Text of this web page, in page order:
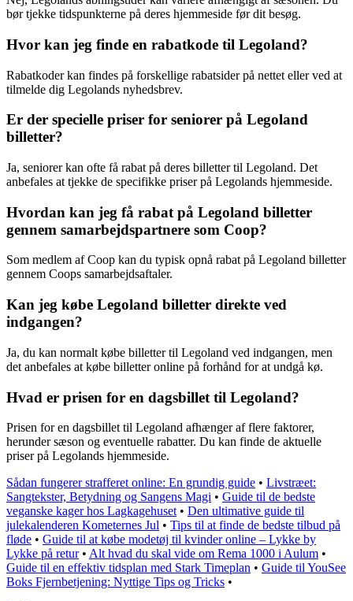
bør tjekke tidspunkterne på deres hjemmeside før dit besøg.
Hvor kan jeg finde en rabatkode til Legoland?
Rabatkoder kan findes på forskellige rabatsider på nettet eller ved at
tilmelde dig Legolands nyhedsbrev.
Er der specielle priser for seniorer på Legoland
billetter?
Ja, seniorer kan ofte få rabat på deres billetter til Legoland. Det
anbefales at tjekke de specifikke priser på Legolands hjemmeside.
Hvordan kan jeg få rabat på Legoland billetter
gennem samarbejdspartnere som Coop?
Som medlem af Coop kan du typisk opnå rabat på Legoland billetter
gennem Coops samarbejdsaftaler.
Kan jeg købe Legoland billetter direkte ved
indgangen?
Ja, du kan normalt købe billetter til Legoland ved indgangen, men
det anbefales at købe billetter online på forhånd for at undgå kø.
Hvad er prisen for en dagsbillet til Legoland?
Prisen for en dagsbillet til Legoland afhænger af flere faktorer,
herunder sæson og eventuelle rabatter. Du kan finde de aktuelle
priser på Legolands hjemmeside.
Sådan fungerer strafferet online: En grundig guide • Livstræet:
Sangtekster, Betydning og Sangens Magi • Guide til de bedste
veganske kager hos Lagkagehuset • Den ultimative guide til
julekalenderen Kometernes Jul • Tips til at finde de bedste tilbud på
fløde • Guide til at købe modetøj til kvinder online – Lykke by
Lykke på retur• Alt hvad du skal vide om Rema 1000 i Aulum •
Guide til en effektiv tidsplan med Stark Timeplan • Guide til YouSee
Boks Fjernbetjening: Nyttige Tips og Tricks •